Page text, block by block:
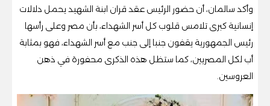
وأكد سالمان، أن حضور الرئيس عقد قران ابنة الشهيد يحمل دلالات
إنسانية كبرى تلامس قلوب كل أسر الشهداء، بأن مصر وعلى رأسها
رئيس الجمهورية يقفون جنبا إلى جنب مع أسر الشهداء، فهو بمثابة
أب لكل المصريين، كما ستظل هذه الذكرى محفورة في ذهن
العروسين.